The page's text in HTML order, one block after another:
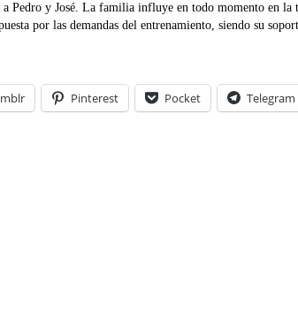
Pedro y José. La familia influye en todo momento en
por las demandas del entrenamiento, siendo su
Pinterest Pocket Telegram